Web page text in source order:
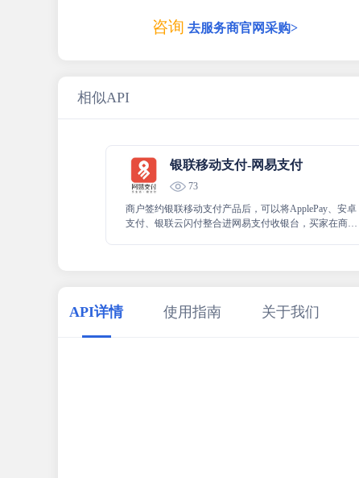
咨询 去服务商官网采购>
相似API
银联移动支付-网易支付
73
商户签约银联移动支付产品后，可以将ApplePay、安卓
支付、银联云闪付整合进网易支付收银台，买家在商家
API详情 使用指南 关于我们